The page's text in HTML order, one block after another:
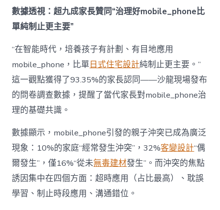
成
為
東
西”，
而
非
“家
庭
中
數據透視：超九成家長贊同“治理好mobile_phone比
單純制止更主要”
“在智能時代，培養孩子有計劃、有目地應用
mobile_phone，比單日式住宅設計純制止更主要。”
這一觀點獲得了93.35%的家長認同——沙龍現場發布
的問卷調查數據，提醒了當代家長對mobile_phone治
理的基礎共識。
數據顯示，mobile_phone引發的親子沖突已成為廣泛
現象：10%的家庭“經常發生沖突”，32%客變設計“偶
爾發生”，僅16%“從未無毒建材發生”。而沖突的焦點
誘因集中在四個方面：超時應用（占比最高）、耽誤
學習、制止時段應用、溝通錯位。